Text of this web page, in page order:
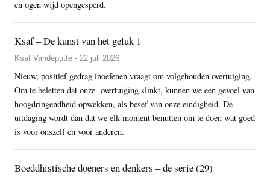
en ogen wijd opengesperd.
Ksaf – De kunst van het geluk 1
Ksaf Vandeputte - 22 juli 2026
Nieuw, positief gedrag inoefenen vraagt om volgehouden overtuiging.
Om te beletten dat onze overtuiging slinkt, kunnen we een gevoel van
hoogdringendheid opwekken, als besef van onze eindigheid. De
uitdaging wordt dan dat we elk moment benutten om te doen wat goed
is voor onszelf en voor anderen.
Boeddhistische doeners en denkers – de serie (29)